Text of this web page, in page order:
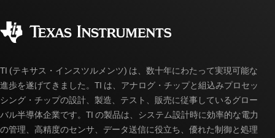
myTI アカウントの FAQ
TI (テキサス・インスツルメンツ) は、数十年にわたって実現可能な
進歩を遂げてきました。TI は、アナログ・チップと組込みプロセッ
シング・チップの設計、製造、テスト、販売に従事しているグロー
バル半導体企業です。TI の製品は、システム設計時に効率的な電力
の管理、高精度のセンサ、データ送信に役立ち、優れた制御と処理